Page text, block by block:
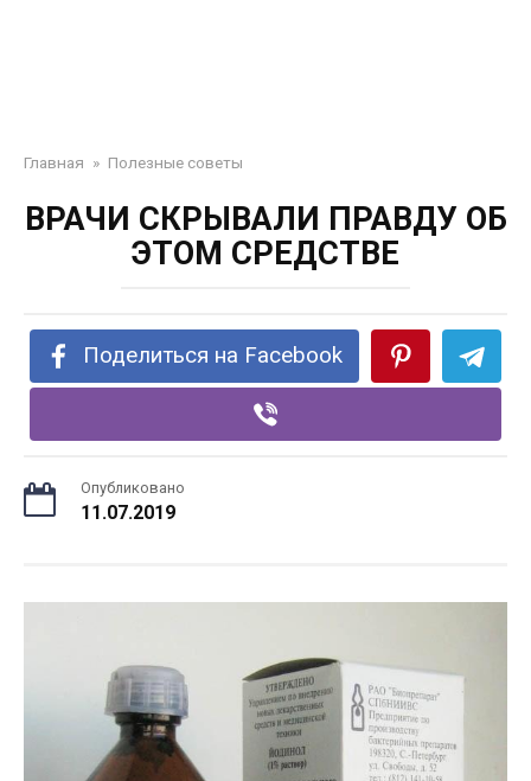
Главная » Полезные советы
ВРАЧИ СКРЫВАЛИ ПРАВДУ ОБ
ЭТОМ СРЕДСТВЕ
Поделиться на Facebook
Опубликовано
11.07.2019